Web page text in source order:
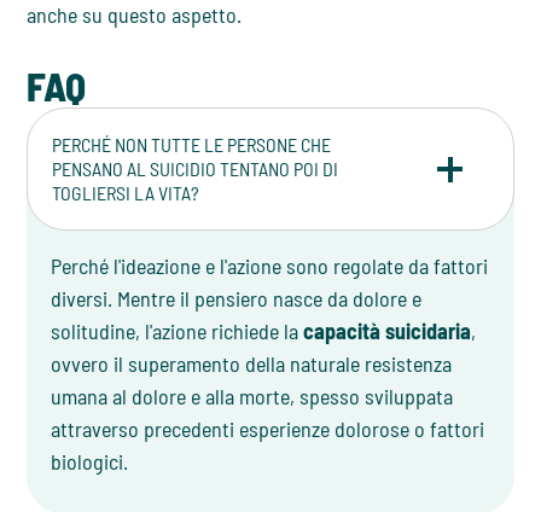
anche su questo aspetto.
FAQ
PERCHÉ NON TUTTE LE PERSONE CHE
PENSANO AL SUICIDIO TENTANO POI DI
TOGLIERSI LA VITA?
Perché l'ideazione e l'azione sono regolate da fattori
diversi. Mentre il pensiero nasce da dolore e
solitudine, l'azione richiede lacapacità suicidaria,
ovvero il superamento della naturale resistenza
umana al dolore e alla morte, spesso sviluppata
attraverso precedenti esperienze dolorose o fattori
biologici.